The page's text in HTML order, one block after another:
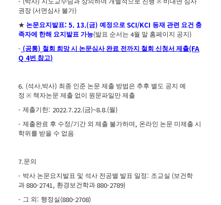
권장 (서면심사 불가)
★ 논문요지발표: 5. 13.(금)예정으로 SCI/KCI 등재 관련 요건 충
족자에 한해 요지발표 가능(발표 순서는4월 말 홈페이지 공지)
- (공통) 철회 희망 시 논문심사 완료 전까지 철회 신청서 제출(FA
Q 4번 참고)
6. (석사,박사) 최종 인준 논문 제출 방법은 추후 별도 공지 예
정※ 책자논문 제출 없이 원문파일만 제출
-제출기한: 2022.7.22.(금)~8.8.(월)
-제출완료 후 수정 /기간 외 제출 불가하며 , 온라인 논문 미제출 시
학위를 받을 수 없음
7.문의
- 박사 논문요지발표 및 석사 전공별 발표 일정 : 조교실 (보건학
과880-2741, 환경보건학과880-2789)
- 그 외 :행정실 (880-2708)